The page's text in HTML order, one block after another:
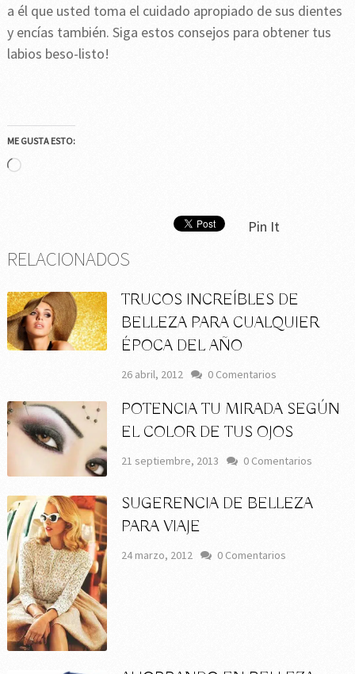
a él que usted toma el cuidado apropiado de sus dientes
y encías también. Siga estos consejos para obtener tus
labios beso-listo!
ME GUSTA ESTO:
Cargando...
Pin It
RELACIONADOS
TRUCOS INCREÍBLES DE
BELLEZA PARA CUALQUIER
ÉPOCA DEL AÑO
26 abril, 2012 0 Comentarios
POTENCIA TU MIRADA SEGÚN
EL COLOR DE TUS OJOS
21 septiembre, 2013 0 Comentarios
SUGERENCIA DE BELLEZA
PARA VIAJE
24 marzo, 2012 0 Comentarios